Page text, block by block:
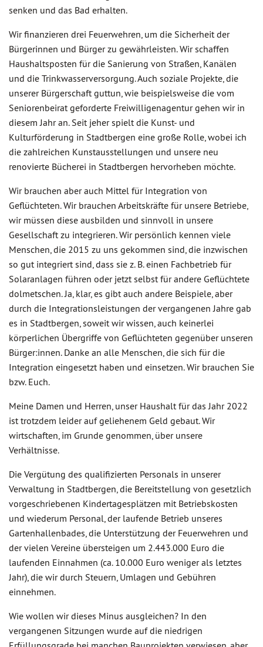
senken und das Bad erhalten.
Wir finanzieren drei Feuerwehren, um die Sicherheit der
Bürgerinnen und Bürger zu gewährleisten. Wir schaffen
Haushaltsposten für die Sanierung von Straßen, Kanälen
und die Trinkwasserversorgung. Auch soziale Projekte, die
unserer Bürgerschaft guttun, wie beispielsweise die vom
Seniorenbeirat geforderte Freiwilligenagentur gehen wir in
diesem Jahr an. Seit jeher spielt die Kunst- und
Kulturförderung in Stadtbergen eine große Rolle, wobei ich
die zahlreichen Kunstausstellungen und unsere neu
renovierte Bücherei in Stadtbergen hervorheben möchte.
Wir brauchen aber auch Mittel für Integration von
Geflüchteten. Wir brauchen Arbeitskräfte für unsere Betriebe,
wir müssen diese ausbilden und sinnvoll in unsere
Gesellschaft zu integrieren. Wir persönlich kennen viele
Menschen, die 2015 zu uns gekommen sind, die inzwischen
so gut integriert sind, dass sie z. B. einen Fachbetrieb für
Solaranlagen führen oder jetzt selbst für andere Geflüchtete
dolmetschen. Ja, klar, es gibt auch andere Beispiele, aber
durch die Integrationsleistungen der vergangenen Jahre gab
es in Stadtbergen, soweit wir wissen, auch keinerlei
körperlichen Übergriffe von Geflüchteten gegenüber unseren
Bürger:innen. Danke an alle Menschen, die sich für die
Integration eingesetzt haben und einsetzen. Wir brauchen Sie
bzw. Euch.
Meine Damen und Herren, unser Haushalt für das Jahr 2022
ist trotzdem leider auf geliehenem Geld gebaut. Wir
wirtschaften, im Grunde genommen, über unsere
Verhältnisse.
Die Vergütung des qualifizierten Personals in unserer
Verwaltung in Stadtbergen, die Bereitstellung von gesetzlich
vorgeschriebenen Kindertagesplätzen mit Betriebskosten
und wiederum Personal, der laufende Betrieb unseres
Gartenhallenbades, die Unterstützung der Feuerwehren und
der vielen Vereine übersteigen um 2.443.000 Euro die
laufenden Einnahmen (ca. 10.000 Euro weniger als letztes
Jahr), die wir durch Steuern, Umlagen und Gebühren
einnehmen.
Wie wollen wir dieses Minus ausgleichen? In den
vergangenen Sitzungen wurde auf die niedrigen